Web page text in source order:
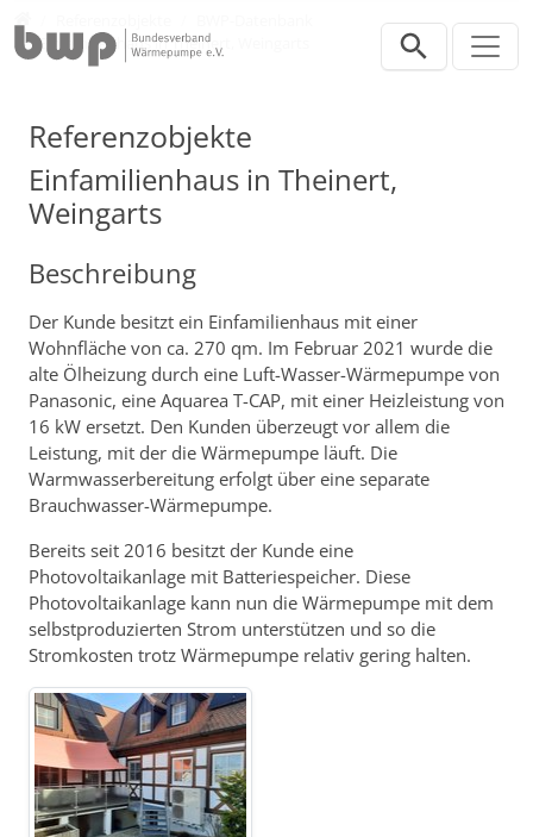
Einfamilienhaus in Theinert, Weingarts
Referenzobjekte
Einfamilienhaus in Theinert,
Weingarts
Beschreibung
Der Kunde besitzt ein Einfamilienhaus mit einer
Wohnfläche von ca. 270 qm. Im Februar 2021 wurde die
alte Ölheizung durch eine Luft-Wasser-Wärmepumpe von
Panasonic, eine Aquarea T-CAP, mit einer Heizleistung von
16 kW ersetzt. Den Kunden überzeugt vor allem die
Leistung, mit der die Wärmepumpe läuft. Die
Warmwasserbereitung erfolgt über eine separate
Brauchwasser-Wärmepumpe.
Bereits seit 2016 besitzt der Kunde eine
Photovoltaikanlage mit Batteriespeicher. Diese
Photovoltaikanlage kann nun die Wärmepumpe mit dem
selbstproduzierten Strom unterstützen und so die
Stromkosten trotz Wärmepumpe relativ gering halten.